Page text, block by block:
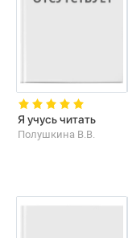
Я учусь читать
Полушкина В.В.